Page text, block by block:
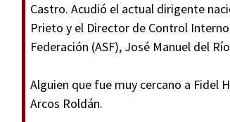
Castro. Acudió el actual dirigente
Prieto y el Director de Control
Federación (ASF), José Manuel del
Alguien que fue muy cercano a Fidel
Arcos Roldán.